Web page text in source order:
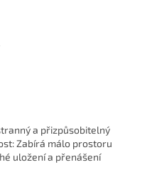
a přizpůsobitelný
Zabírá málo prostoru
uložení a přenášení